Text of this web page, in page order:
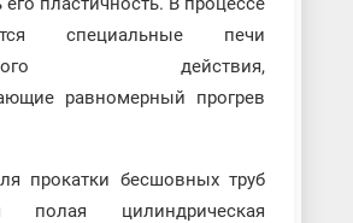
специальные печи
действия,
равномерный прогрев
прокатки бесшовных труб
полая цилиндрическая